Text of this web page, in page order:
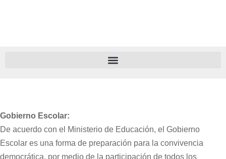
Gobierno Escolar:
De acuerdo con el Ministerio de Educación, el Gobierno
Escolar es una forma de preparación para la convivencia
democrática, por medio de la participación de todos los